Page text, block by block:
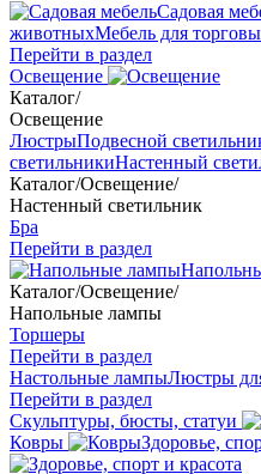
Садовая
животныхМебель для
Перейти в раздел
Освещение
Каталог/
Освещение
ЛюстрыПодвесной
светильникиНастенный
Каталог/Освещение/
Настенный светильник
Бра
Перейти в раздел
Каталог/Освещение/
Напольные лампы
Торшеры
Перейти в раздел
Настольные лампыЛюстры
Перейти в раздел
Скульптуры, бюсты, статуи
Ковры
Здоровье,